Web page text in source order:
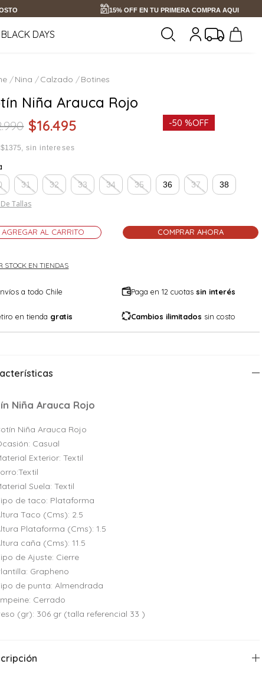
15% OFF EN TU PRIMERA COMPRA AQUI
BLACK DAYS
Nina Calzado Botines
Niña Arauca Rojo
.990 $16.495
$1375 sin intereses
-50 %OFF
31 32 33 34 35 36 37 38
Tallas
AGREGAR AL CARRITO COMPRAR AHORA
STOCK EN TIENDAS
a todo Chile Paga en 12 cuotassin interés
en tienda gratis Cambios ilimitados sin costo
Niña Arauca Rojo
Niña Arauca Rojo
Casual
Exterior: Textil
Suela: Textil
de taco: Plataforma
Taco (Cms): 2.5
Plataforma (Cms): 1.5
caña (Cms): 11.5
de Ajuste: Cierre
Grapheno
de punta: Almendrada
Cerrado
(gr): 306 gr (talla referencial 33 )